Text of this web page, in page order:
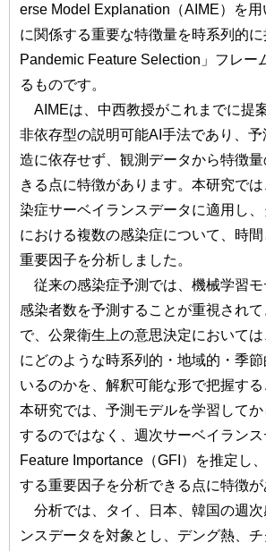
erse Model Explanation（AIME）を
に関係する重要な特徴量を時系列的
Pandemic Feature Selection」フレー
るものです。
AIMEは、中西教授がこれまでに提
非依存型の説明可能AI手法であり、
造に依存せず、観測データから特徴
きる点に特徴があります。本研究で
染症サーベイランスデータに適用し
における複数の感染症について、時
重要因子を分析しました。
従来の感染症予測では、機械学習
感染者数を予測することが重視され
で、公衆衛生上の意思決定において
にどのような時系列的・地域的・季
いるのかを、解釈可能な形で把握する
本研究では、予測モデルを学習して
するのではなく、週次サーベイランス
Feature Importance（GFI）を推定し
する重要因子を分析できる点に特徴が
分析では、タイ、日本、韓国の週次
ンスデータを対象とし、デング熱、